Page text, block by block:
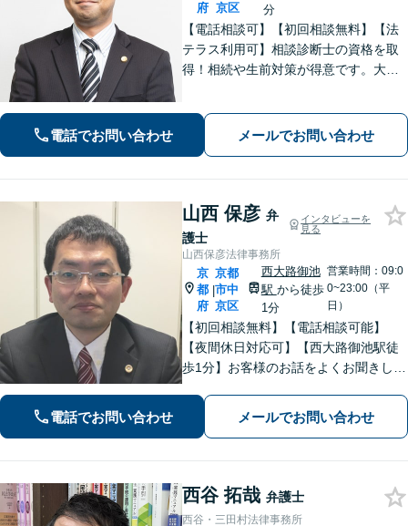
府 京区
分
【電話相談可】【初回相談無料】【法
テラス利用可】相談診断士の資格を取
得！相続や生前対策が得意です。大阪
交換で最良なリーガルサービスを【夜
間・休日面談可】【完全個室】【丸太
電話でお問い合わせ メールでお問い合わせ
山西 保彦 弁
護士
インタビューを
見る
山西保彦法律事務所
京
都
府
|
京都
市中
京区
西大路御池
駅 から徒歩
1分
営業時間：09:0
0~23:00（平
日）
【初回相談無料】【電話相談可能】
【夜間休日対応可】【西大路御池駅徒
歩1分】お客様のお話をよくお聞きし
ます。最高の法律サービスを提供する
ために日々研鑽もしています。親切丁
電話でお問い合わせ メールでお問い合わせ
西谷 拓哉 弁護士
西谷・三田村法律事務所